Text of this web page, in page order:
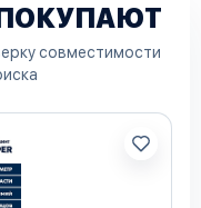
совместимости